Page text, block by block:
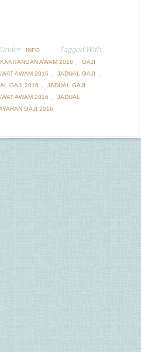
INFO Tagged With:
AWAM 2016 ,
GAJI
AWAM 2016
, JADUAL GAJI ,
GAJI 2016 ,
JADUAL GAJI
AWAM 2016
,
JADUAL
GAJI 2016